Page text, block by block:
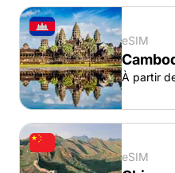
eSIM
À partir
eSIM